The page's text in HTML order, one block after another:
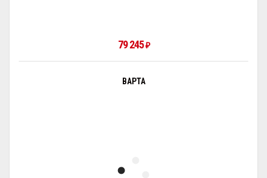
79 245₽
ВАРТА